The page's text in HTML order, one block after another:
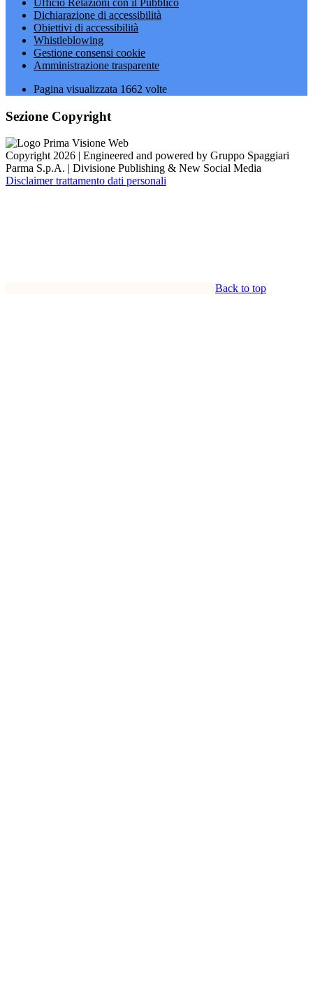
Ufficio Relazioni con il Pubblico
Dichiarazione di accessibilità
Obiettivi di accessibilità
Whistleblowing
Gestione consensi cookie
Amministrazione trasparente
Pagina visualizzata 1662 volte
Sezione Copyright
Copyright 2026 | Engineered and powered by Gruppo Spaggiari
Parma S.p.A. | Divisione Publishing & New Social Media
Disclaimer trattamento dati personali
Back to top